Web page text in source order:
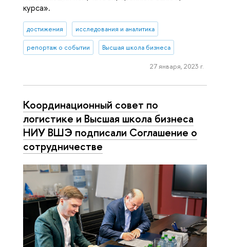
курса».
достижения исследования и аналитика
репортаж о событии Высшая школа бизнеса
27 января, 2023 г.
Координационный совет по
логистике и Высшая школа бизнеса
НИУ ВШЭ подписали Соглашение о
сотрудничестве